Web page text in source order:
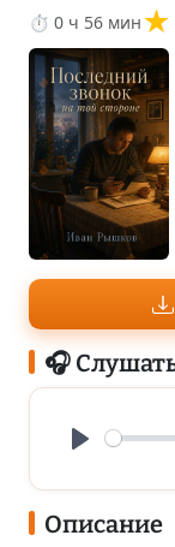
⏱ 0 ч 56 мин★
🎧
Описание